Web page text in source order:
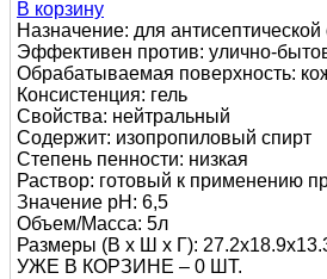
В корзину
Назначение: для антисептической
Эффективен против: улично-
Обрабатываемая поверхность:
Консистенция: гель
Свойства: нейтральный
Содержит: изопропиловый спирт
Степень пенности: низкая
Раствор: готовый к применению
Значение pH: 6,5
Объем/Масса: 5л
Размеры (В х Ш х Г):
УЖЕ В КОРЗИНЕ – 0 ШТ.